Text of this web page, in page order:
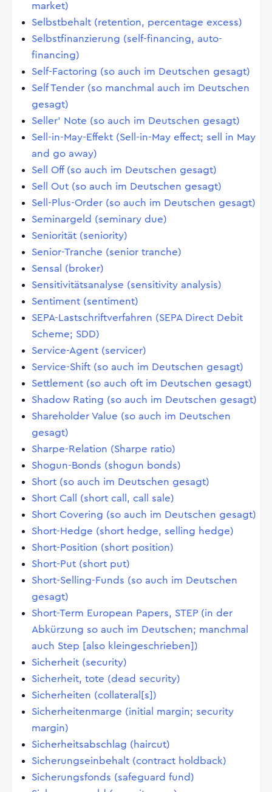
market)
Selbstbehalt (retention, percentage excess)
Selbstfinanzierung (self-financing, auto-
financing)
Self-Factoring (so auch im Deutschen gesagt)
Self Tender (so manchmal auch im Deutschen
gesagt)
Seller' Note (so auch im Deutschen gesagt)
Sell-in-May-Effekt (Sell-in-May effect; sell in May
and go away)
Sell Off (so auch im Deutschen gesagt)
Sell Out (so auch im Deutschen gesagt)
Sell-Plus-Order (so auch im Deutschen gesagt)
Seminargeld (seminary due)
Seniorität (seniority)
Senior-Tranche (senior tranche)
Sensal (broker)
Sensitivitätsanalyse (sensitivity analysis)
Sentiment (sentiment)
SEPA-Lastschriftverfahren (SEPA Direct Debit
Scheme; SDD)
Service-Agent (servicer)
Service-Shift (so auch im Deutschen gesagt)
Settlement (so auch oft im Deutschen gesagt)
Shadow Rating (so auch im Deutschen gesagt)
Shareholder Value (so auch im Deutschen
gesagt)
Sharpe-Relation (Sharpe ratio)
Shogun-Bonds (shogun bonds)
Short (so auch im Deutschen gesagt)
Short Call (short call, call sale)
Short Covering (so auch im Deutschen gesagt)
Short-Hedge (short hedge, selling hedge)
Short-Position (short position)
Short-Put (short put)
Short-Selling-Funds (so auch im Deutschen
gesagt)
Short-Term European Papers, STEP (in der
Abkürzung so auch im Deutschen; manchmal
auch Step [also kleingeschrieben])
Sicherheit (security)
Sicherheit, tote (dead security)
Sicherheiten (collateral[s])
Sicherheitenmarge (initial margin; security
margin)
Sicherheitsabschlag (haircut)
Sicherungseinbehalt (contract holdback)
Sicherungsfonds (safeguard fund)